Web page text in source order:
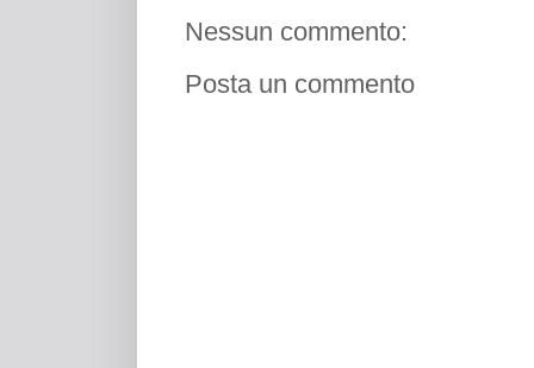
Nessun commento:
Posta un commento